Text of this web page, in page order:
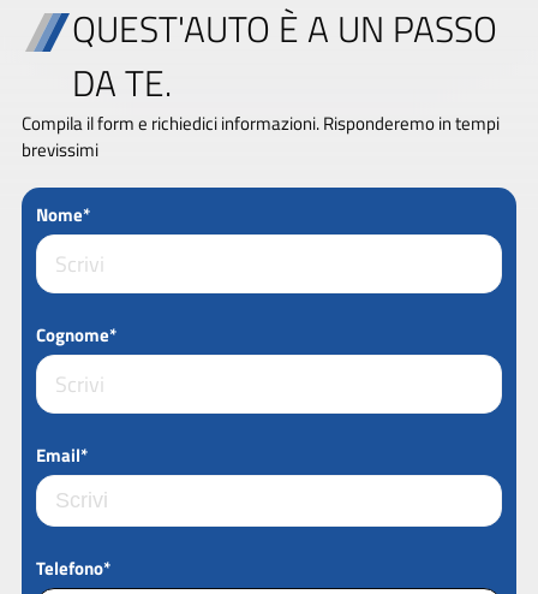
QUEST'AUTO È A UN PASSO
DA TE.
Compila il form e richiedici informazioni. Risponderemo in tempi
brevissimi
Nome*
Cognome*
Email*
Telefono*